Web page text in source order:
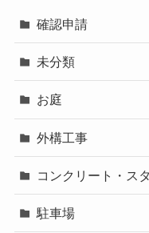
確認申請
未分類
お庭
外構工事
コンクリート・ス
駐車場